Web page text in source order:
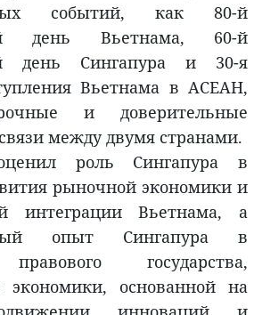
событий, как 80-й
день Вьетнама, 60-й
день Сингапура и 30-я
Вьетнама в АСЕАН,
и доверительные
между двумя странами.
роль Сингапура в
рыночной экономики и
интеграции Вьетнама, а
опыт Сингапура в
государства,
экономики, основанной на